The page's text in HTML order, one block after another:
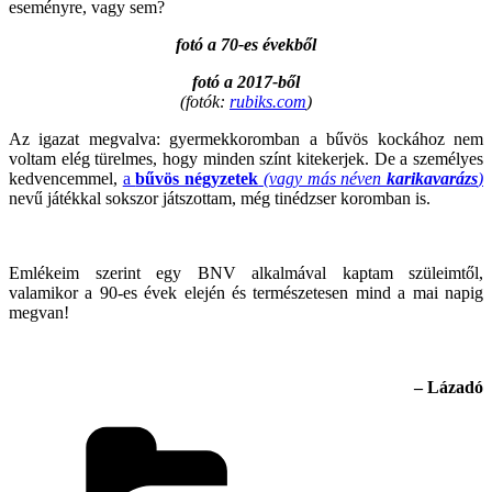
eseményre, vagy sem?
fotó a 70-es évekből
fotó a 2017-ből
(fotók: rubiks.com)
Az igazat megvalva: gyermekkoromban a bűvös kockához nem
voltam elég türelmes, hogy minden színt kitekerjek. De a személyes
kedvencemmel, abűvös négyzetek (vagy más névenkarikavarázs)
nevű játékkal sokszor játszottam, még tinédzser koromban is.
Emlékeim szerint egy BNV alkalmával kaptam szüleimtől,
valamikor a 90-es évek elején és természetesen mind a mai napig
megvan!
– Lázadó